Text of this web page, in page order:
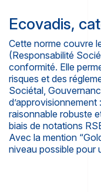
Ecovadis,
Cette norme couvre
(Responsabilité
conformité. Elle
risques et des
Sociétal,
raisonnable robuste
biais de notations
Avec la mention
niveau possible pour